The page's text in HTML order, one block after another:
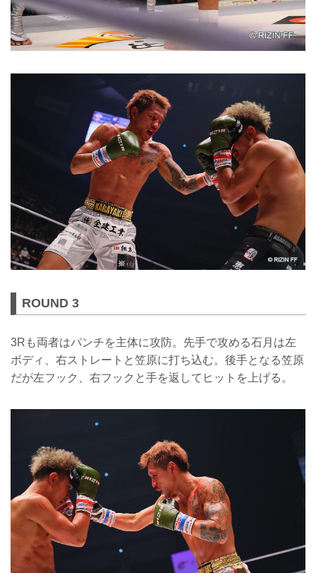
ROUND 3
3Rも両者はパンチを主体に攻防。先手で攻める石月は左
ボディ、右ストレートと笠原に打ち込む。後手となる笠原
だが左フック、右フックと手を返してヒットを上げる。